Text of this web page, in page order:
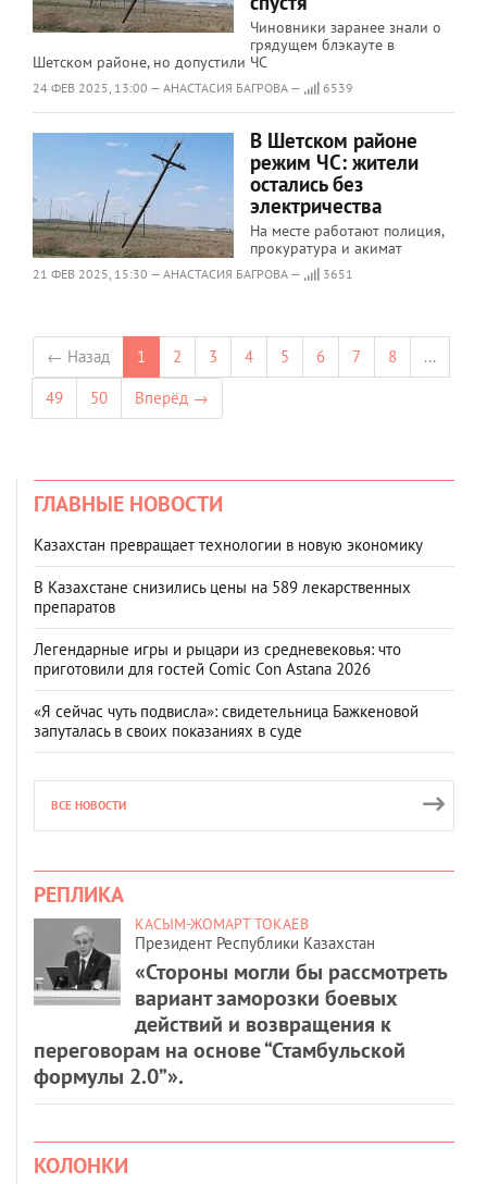
Чиновники заранее знали о
грядущем блэкауте в
Шетском районе, но допустили ЧС
24 ФЕВ 2025, 13:00 — АНАСТАСИЯ БАГРОВА — 6539
В Шетском районе
режим ЧС: жители
остались без
электричества
На месте работают полиция,
прокуратура и акимат
21 ФЕВ 2025, 15:30 — АНАСТАСИЯ БАГРОВА — 3651
← Назад 1 2 3 4 5 6 7 8
...
49
50 Вперёд →
ГЛАВНЫЕ НОВОСТИ
Казахстан превращает технологии в новую экономику
В Казахстане снизились цены на 589 лекарственных
препаратов
Легендарные игры и рыцари из средневековья: что
приготовили для гостей Comic Con Astana 2026
«Я сейчас чуть подвисла»: свидетельница Бажкеновой
запуталась в своих показаниях в суде
ВСЕ НОВОСТИ
РЕПЛИКА
КАСЫМ-ЖОМАРТ ТОКАЕВ
Президент Республики Казахстан
«Стороны могли бы рассмотреть
вариант заморозки боевых
действий и возвращения к
переговорам на основе “Стамбульской
формулы 2.0”».
КОЛОНКИ